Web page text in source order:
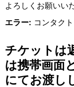
よろしくお願いい
エラー: コンタク
チケットは
は携帯画面
にてお渡し